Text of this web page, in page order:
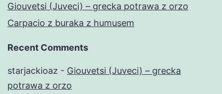
Giouvetsi (Juveci) – grecka potrawa z orzo
Carpacio z buraka z humusem
Recent Comments
starjackioaz - Giouvetsi (Juveci) – grecka
potrawa z orzo